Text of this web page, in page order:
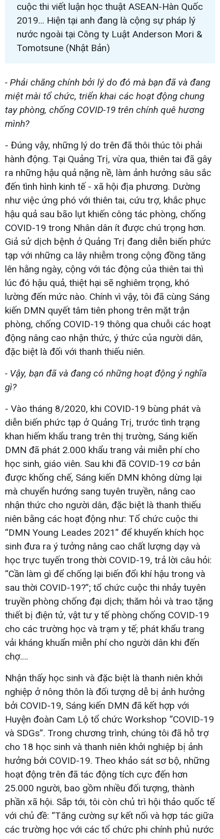
cuộc thi viết luận học thuật ASEAN-Hàn Quốc
2019… Hiện tại anh đang là cộng sự pháp lý
nước ngoài tại Công ty Luật Anderson Mori &
Tomotsune (Nhật Bản)​
- Phải chăng chính bởi lý do đó mà bạn đã và đang
miệt mài tổ chức, triển khai các hoạt động chung
tay phòng, chống COVID-19 trên chính quê hương
mình?
- Đúng vậy, những lý do trên đã thôi thúc tôi phải
hành động. Tại Quảng Trị, vừa qua, thiên tai đã gây
ra những hậu quả nặng nề, làm ảnh hưởng sâu sắc
đến tình hình kinh tế - xã hội địa phương. Dường
như việc ứng phó với thiên tai, cứu trợ, khắc phục
hậu quả sau bão lụt khiến công tác phòng, chống
COVID-19 trong Nhân dân ít được chú trọng hơn.
Giả sử dịch bệnh ở Quảng Trị đang diễn biến phức
tạp với những ca lây nhiễm trong cộng đồng tăng
lên hằng ngày, cộng với tác động của thiên tai thì
lúc đó hậu quả, thiệt hại sẽ nghiêm trọng, khó
lường đến mức nào. Chính vì vậy, tôi đã cùng Sáng
kiến DMN quyết tâm tiên phong trên mặt trận
phòng, chống COVID-19 thông qua chuỗi các hoạt
động nâng cao nhận thức, ý thức của người dân,
đặc biệt là đối với thanh thiếu niên.
- Vậy, bạn đã và đang có những hoạt động ý nghĩa
gì?
- Vào tháng 8/2020, khi COVID-19 bùng phát và
diễn biến phức tạp ở Quảng Trị, trước tình trạng
khan hiếm khẩu trang trên thị trường, Sáng kiến
DMN đã phát 2.000 khẩu trang vải miễn phí cho
học sinh, giáo viên. Sau khi đã COVID-19 cơ bản
được khống chế, Sáng kiến DMN không dừng lại
mà chuyển hướng sang tuyên truyền, nâng cao
nhận thức cho người dân, đặc biệt là thanh thiếu
niên bằng các hoạt động như: Tổ chức cuộc thi
“DMN Young Leades 2021” để khuyến khích học
sinh đưa ra ý tưởng nâng cao chất lượng dạy và
học trực tuyến trong thời COVID-19, trả lời câu hỏi:
“Cần làm gì để chống lại biến đổi khí hậu trong và
sau thời COVID-19?”; tổ chức cuộc thi nhảy tuyên
truyền phòng chống đại dịch; thăm hỏi và trao tặng
thiết bị điện tử, vật tư y tế phòng chống COVID-19
cho các trường học và trạm y tế; phát khẩu trang
vải kháng khuẩn miễn phí cho người dân khi đến
chợ.…
Nhận thấy học sinh và đặc biệt là thanh niên khởi
nghiệp ở nông thôn là đối tượng dễ bị ảnh hưởng
bởi COVID-19, Sáng kiến DMN đã kết hợp với
Huyện đoàn Cam Lộ tổ chức Workshop “COVID-19
và SDGs”. Trong chương trình, chúng tôi đã hỗ trợ
cho 18 học sinh và thanh niên khởi nghiệp bị ảnh
hưởng bởi COVID-19. Theo khảo sát sơ bộ, những
hoạt động trên đã tác động tích cực đến hơn
25.000 người, bao gồm nhiều đối tượng, thành
phần xã hội. Sắp tới, tôi còn chủ trì hội thảo quốc tế
với chủ đề: “Tăng cường sự kết nối và hợp tác giữa
các trường học với các tổ chức phi chính phủ nước